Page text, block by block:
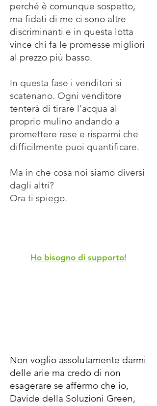
perché è comunque sospetto,
ma fidati di me ci sono altre
discriminanti e in questa lotta
vince chi fa le promesse migliori
al prezzo più basso.
In questa fase i venditori si
scatenano. Ogni venditore
tenterà di tirare l'acqua al
proprio mulino andando a
promettere rese e risparmi che
difficilmente puoi quantificare.
Ma in che cosa noi siamo diversi
dagli altri?
Ora ti spiego.
Ho bisogno di supporto!
Non voglio assolutamente darmi
delle arie ma credo di non
esagerare se affermo che io,
Davide della Soluzioni Green,